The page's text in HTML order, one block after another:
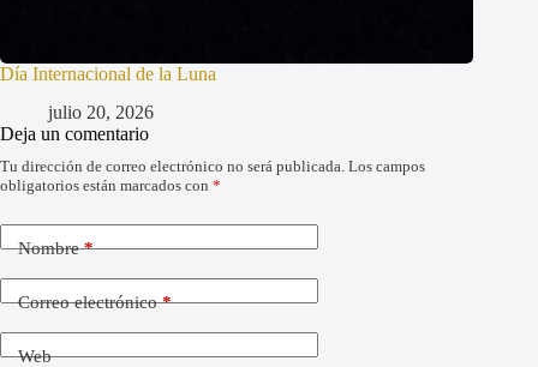
Día Internacional de la Luna
julio 20, 2026
Deja un comentario
Tu dirección de correo electrónico no será publicada. Los campos
obligatorios están marcados con *
Nombre*
Correo electrónico*
Web